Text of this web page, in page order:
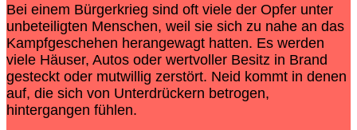
Bei einem Bürgerkrieg sind oft viele der Opfer unter
unbeteiligten Menschen, weil sie sich zu nahe an das
Kampfgeschehen herangewagt hatten. Es werden
viele Häuser, Autos oder wertvoller Besitz in Brand
gesteckt oder mutwillig zerstört. Neid kommt in denen
auf, die sich von Unterdrückern betrogen,
hintergangen fühlen.